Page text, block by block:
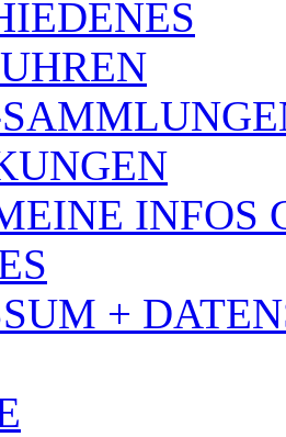
INFOS
+